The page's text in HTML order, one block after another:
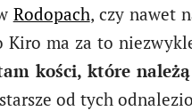
Rodopach, czy nawet
Kiro ma za to
kości, które
od tych